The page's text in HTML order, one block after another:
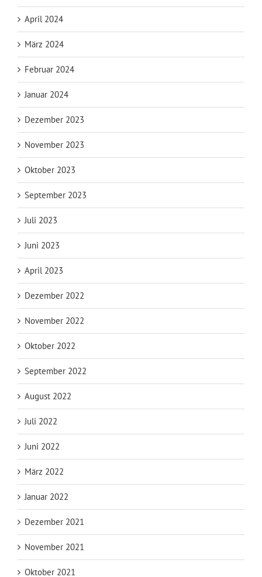
April 2024
März 2024
Februar 2024
Januar 2024
Dezember 2023
November 2023
Oktober 2023
September 2023
Juli 2023
Juni 2023
April 2023
Dezember 2022
November 2022
Oktober 2022
September 2022
August 2022
Juli 2022
Juni 2022
März 2022
Januar 2022
Dezember 2021
November 2021
Oktober 2021